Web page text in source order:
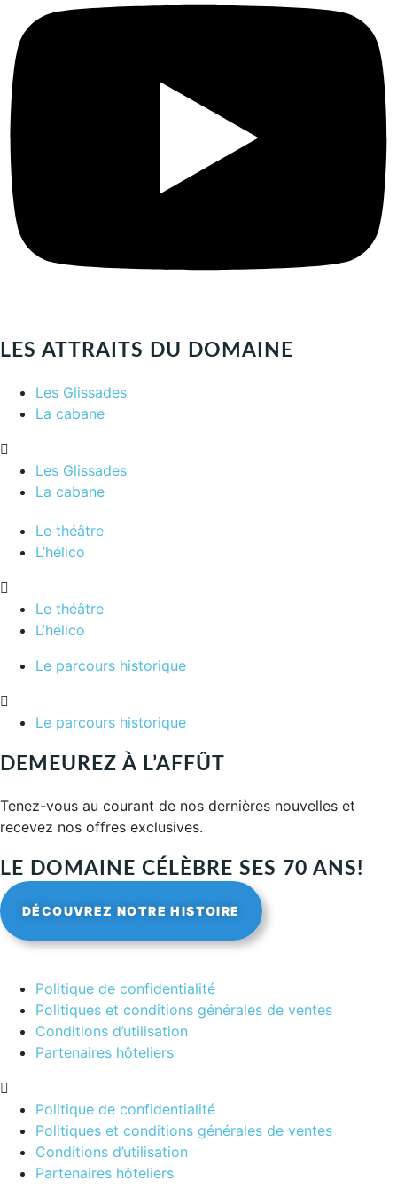
Next
LES ATTRAITS DU DOMAINE
Les Glissades
La cabane
Les Glissades
La cabane
Le théâtre
L’hélico
Le théâtre
L’hélico
Le parcours historique
Le parcours historique
DEMEUREZ À L’AFFÛT
Tenez-vous au courant de nos dernières nouvelles et
recevez nos offres exclusives.
LE DOMAINE CÉLÈBRE SES 70 ANS!
DÉCOUVREZ NOTRE HISTOIRE
Politique de confidentialité
Politiques et conditions générales de ventes
Conditions d’utilisation
Partenaires hôteliers
Politique de confidentialité
Politiques et conditions générales de ventes
Conditions d’utilisation
Partenaires hôteliers